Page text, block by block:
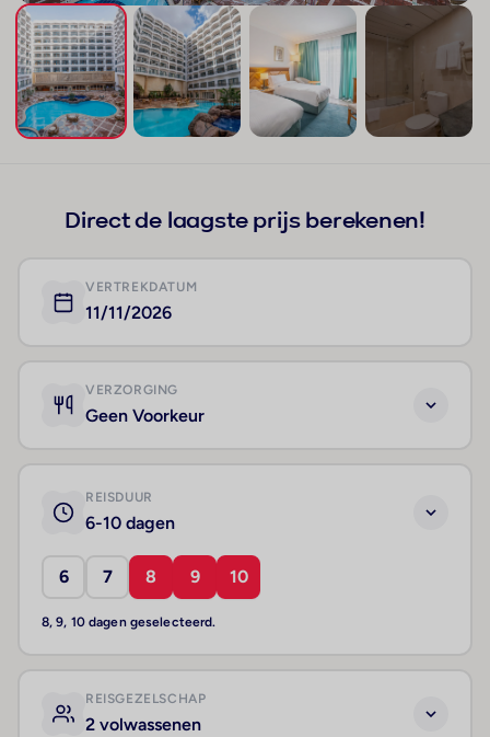
Direct de laagste prijs berekenen!
VERTREKDATUM
11/11/2026
VERZORGING
Geen Voorkeur
REISDUUR
6-10 dagen
6 7 8 9 10
8, 9, 10 dagen geselecteerd.
REISGEZELSCHAP
2 volwassenen